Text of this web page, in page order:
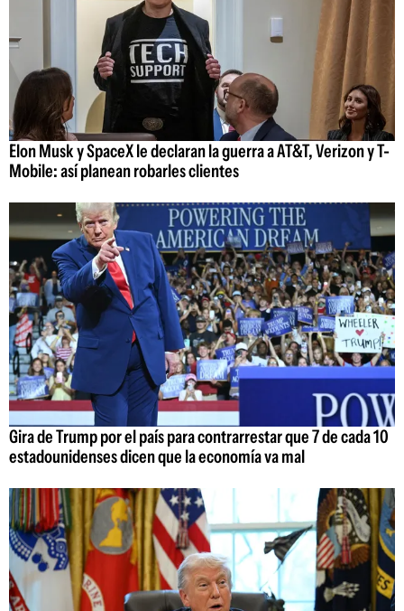
Elon Musk y SpaceX le declaran la guerra a AT&T, Verizon y T-
Mobile: así planean robarles clientes
Gira de Trump por el país para contrarrestar que 7 de cada 10
estadounidenses dicen que la economía va mal